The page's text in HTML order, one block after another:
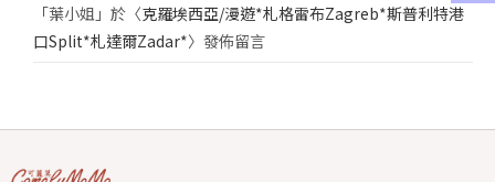
「葉小姐 」於〈克羅埃西亞/漫遊*札格雷布Zagreb*斯普利特港
口Split*札達爾Zadar*〉發佈留言